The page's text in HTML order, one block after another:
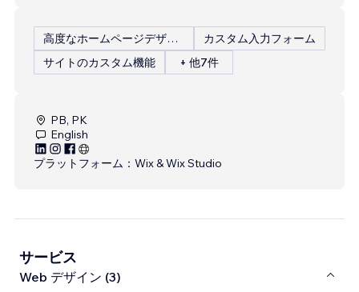
高度なホームページデザイン
カスタム入力フォーム
サイトのカスタム機能
+ 他7件
PB, PK
English
プラットフォーム： Wix & Wix Studio
サービス
Web デザイン (3)